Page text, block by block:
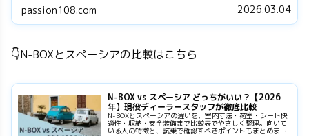
passion108.com 2026.03.04
👇N-BOXとスペーシアの比較はこちら
N-BOX vs スペーシア どっちがいい？【2026
年】現役ディーラースタッフが徹底比較
N-BOXとスペーシアの違いを、室内寸法・荷室・シート快
適性・収納・安全装備まで比較表でやさしく整理。向いて
いる人の特徴と、試乗で確認すべきポイントもまとめまし